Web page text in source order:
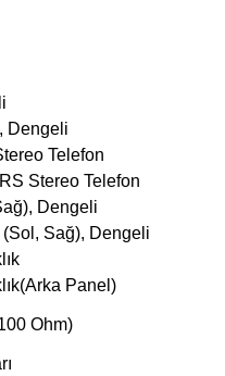
Dengeli
Telefon
Stereo Telefon
Dengeli
Sağ), Dengeli
Panel)
Ohm)